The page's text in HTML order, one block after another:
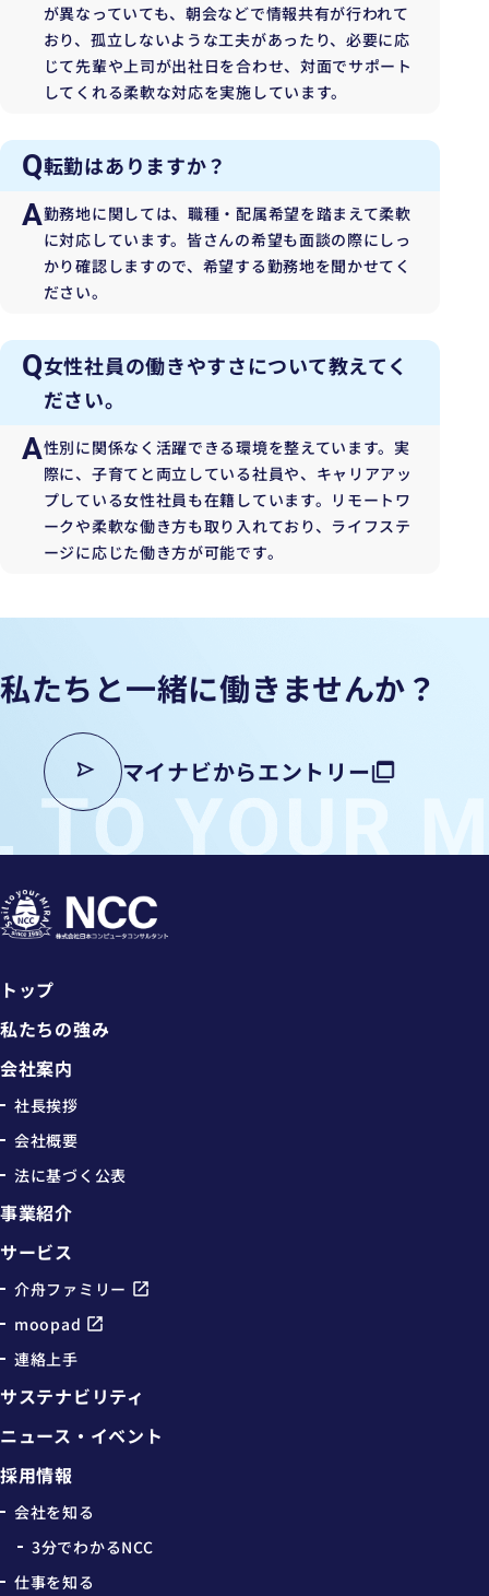
が異なっていても、朝会などで情報共有が行われて
おり、孤立しないような工夫があったり、必要に応
じて先輩や上司が出社日を合わせ、対面でサポート
してくれる柔軟な対応を実施しています。
Q転勤はありますか？
A勤務地に関しては、職種・配属希望を踏まえて柔軟
に対応しています。皆さんの希望も面談の際にしっ
かり確認しますので、希望する勤務地を聞かせてく
ださい。
Q女性社員の働きやすさについて教えてく
ださい。
A性別に関係なく活躍できる環境を整えています。実
際に、子育てと両立している社員や、キャリアアッ
プしている女性社員も在籍しています。リモートワ
ークや柔軟な働き方も取り入れており、ライフステ
ージに応じた働き方が可能です。
私たちと一緒に働きませんか？
マイナビからエントリー
トップ
私たちの強み
会社案内
社長挨拶
会社概要
法に基づく公表
事業紹介
サービス
介舟ファミリー
moopad
連絡上手
サステナビリティ
ニュース・イベント
採用情報
会社を知る
3分でわかるNCC
仕事を知る